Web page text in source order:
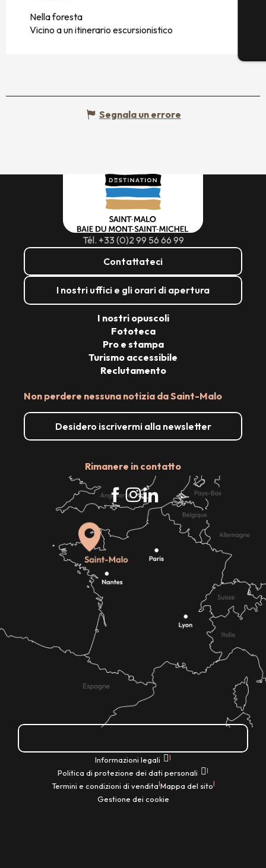
Nella foresta
Vicino a un itinerario escursionistico
Segnala un errore
Tél. +33 (0)2 99 56 66 99
Contattateci
I nostri uffici e gli orari di apertura
Non perdere nessuna notizia da Saint-Malo
Desidero iscrivermi alla newsletter
Rimanere in contatto
I nostri opuscoli
Fototeca
Pro e stampa
Turismo accessibile
Reclutamento
Informazioni legali |
Politica di protezione dei dati personali |
Termini e condizioni di vendita|Mappa del sito|
Gestione dei cookie